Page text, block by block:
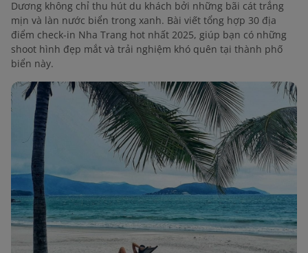
Dương không chỉ thu hút du khách bởi những bãi cát trắng
mịn và làn nước biển trong xanh. Bài viết tổng hợp 30 địa
điểm check-in Nha Trang hot nhất 2025, giúp bạn có những
shoot hình đẹp mắt và trải nghiệm khó quên tại thành phố
biển này.